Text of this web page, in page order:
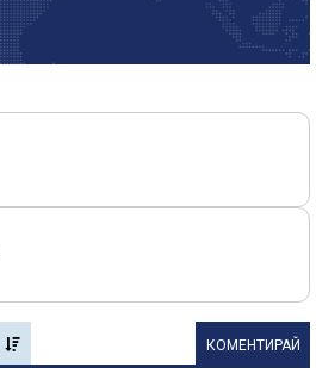
КОМЕНТИРАЙ